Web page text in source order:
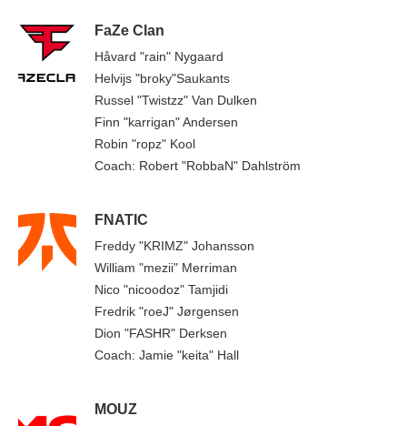
FaZe Clan
Håvard "rain" Nygaard
Helvijs "broky"Saukants
Russel "Twistzz" Van Dulken
Finn "karrigan" Andersen
Robin "ropz" Kool
Coach: Robert "RobbaN" Dahlström
FNATIC
Freddy "KRIMZ" Johansson
William "mezii" Merriman
Nico "nicoodoz" Tamjidi
Fredrik "roeJ" Jørgensen
Dion "FASHR" Derksen
Coach: Jamie "keita" Hall
MOUZ